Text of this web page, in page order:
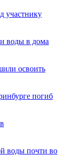
участнику
воды в дома
освоить
погиб
воды почти во